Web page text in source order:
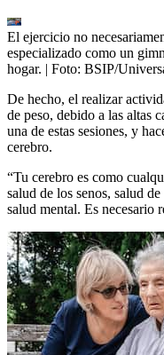
El ejercicio no
especializado como un
hogar. | Foto: BSIP/
De hecho, el realizar
de peso, debido a las altas
una de estas sesiones, y
cerebro.
“Tu cerebro es como
salud de los senos, salud
salud mental. Es necesario